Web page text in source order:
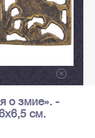
о змие». -
см.